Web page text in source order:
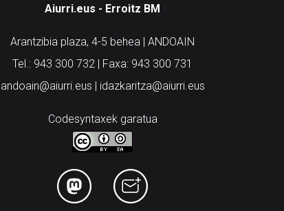
Aiurri.eus - Erroitz BM
Arantzibia plaza, 4-5 behea | ANDOAIN
Tel.: 943 300 732 | Faxa: 943 300 731
andoain@aiurri.eus | idazkaritza@aiurri.eus
Codesyntaxek garatua